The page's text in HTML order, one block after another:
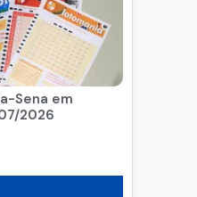
Sena em
2026